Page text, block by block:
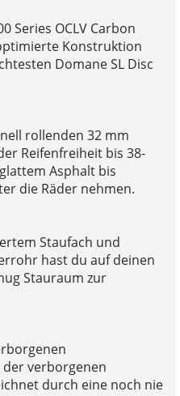
Series OCLV Carbon
Konstruktion
Domane SL Disc
rollenden 32 mm
Reifenfreiheit bis 38-
Asphalt bis
die Räder nehmen.
Staufach und
hast du auf deinen
Stauraum zur
verborgenen
durch eine noch nie